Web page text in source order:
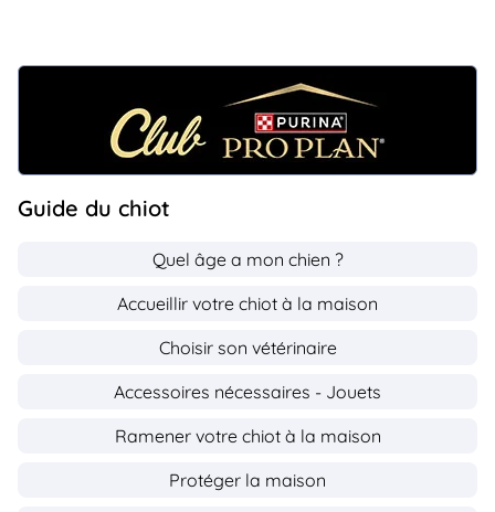
Guide du chiot
Quel âge a mon chien ?
Accueillir votre chiot à la maison
Choisir son vétérinaire
Accessoires nécessaires - Jouets
Ramener votre chiot à la maison
Protéger la maison